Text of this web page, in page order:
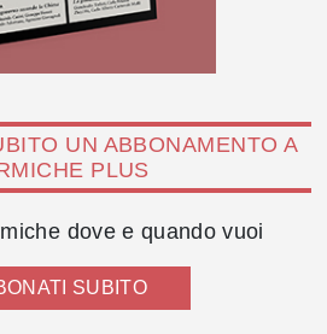
UN ABBONAMENTO A
PLUS
dove e quando vuoi
SUBITO